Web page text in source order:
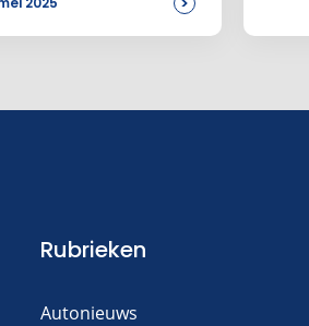
Rubrieken
Autonieuws